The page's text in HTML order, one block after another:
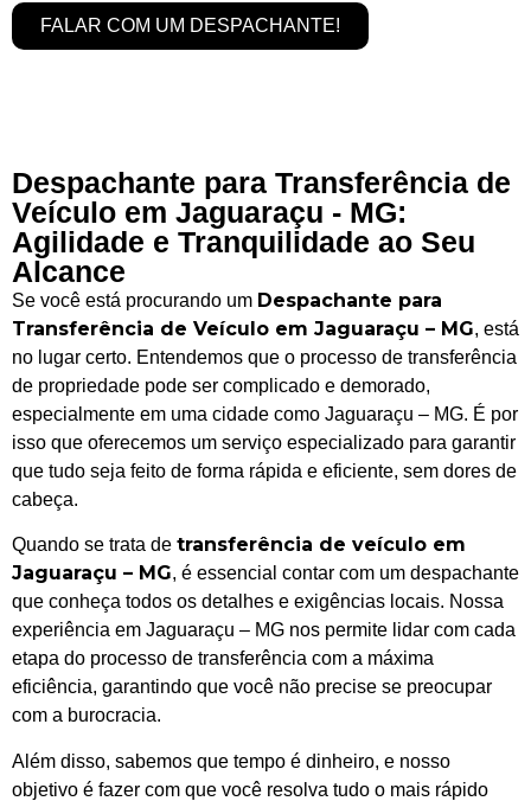
FALAR COM UM DESPACHANTE!
Despachante para Transferência de
Veículo em Jaguaraçu - MG:
Agilidade e Tranquilidade ao Seu
Alcance
Se você está procurando um Despachante para
Transferência de Veículo em Jaguaraçu – MG, está
no lugar certo. Entendemos que o processo de transferência
de propriedade pode ser complicado e demorado,
especialmente em uma cidade como Jaguaraçu – MG. É por
isso que oferecemos um serviço especializado para garantir
que tudo seja feito de forma rápida e eficiente, sem dores de
cabeça.
Quando se trata de transferência de veículo em
Jaguaraçu – MG, é essencial contar com um despachante
que conheça todos os detalhes e exigências locais. Nossa
experiência em Jaguaraçu – MG nos permite lidar com cada
etapa do processo de transferência com a máxima
eficiência, garantindo que você não precise se preocupar
com a burocracia.
Além disso, sabemos que tempo é dinheiro, e nosso
objetivo é fazer com que você resolva tudo o mais rápido